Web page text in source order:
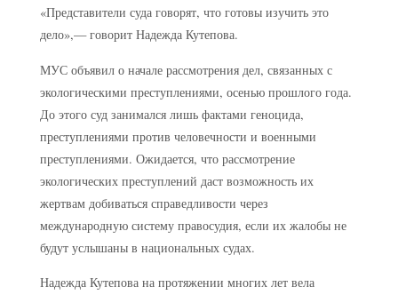
«Представители суда говорят, что готовы изучить это
дело»,— говорит Надежда Кутепова.
МУС объявил о начале рассмотрения дел, связанных с
экологическими преступлениями, осенью прошлого года.
До этого суд занимался лишь фактами геноцида,
преступлениями против человечности и военными
преступлениями. Ожидается, что рассмотрение
экологических преступлений даст возможность их
жертвам добиваться справедливости через
международную систему правосудия, если их жалобы не
будут услышаны в национальных судах.
Надежда Кутепова на протяжении многих лет вела